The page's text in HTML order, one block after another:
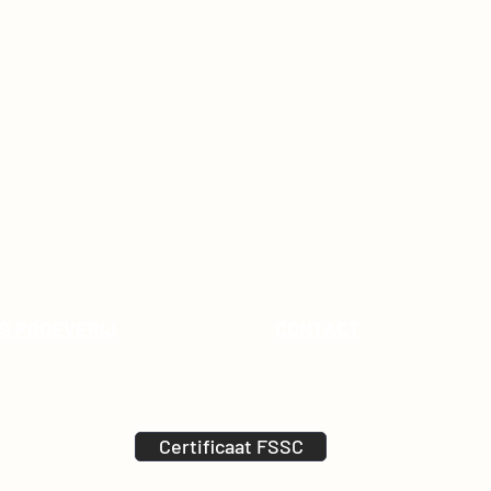
Certificaat FSSC